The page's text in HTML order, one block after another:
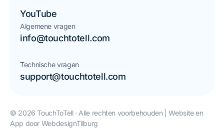
YouTube
Algemene vragen
info@touchtotell.com
Technische vragen
support@touchtotell.com
© 2026 TouchToTell · Alle rechten voorbehouden | Website en
App door WebdesignTilburg